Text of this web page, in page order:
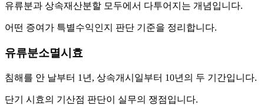
유류분과 상속재산분할 모두에서 다투어지는 개념입니다.
어떤 증여가 특별수익인지 판단 기준을 정리합니다.
유류분소멸시효
침해를 안 날부터 1년, 상속개시일부터 10년의 두 기간입니다.
단기 시효의 기산점 판단이 실무의 쟁점입니다.